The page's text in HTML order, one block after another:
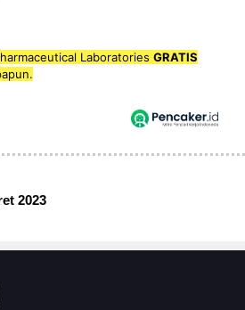
Laboratories GRATIS
2023